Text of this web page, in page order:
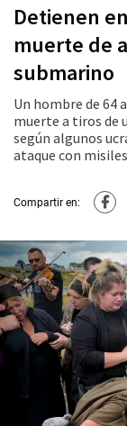
Detienen
muerte de
submarino
Un hombre de 64
muerte a tiros de
según algunos
ataque con
Compartir en: